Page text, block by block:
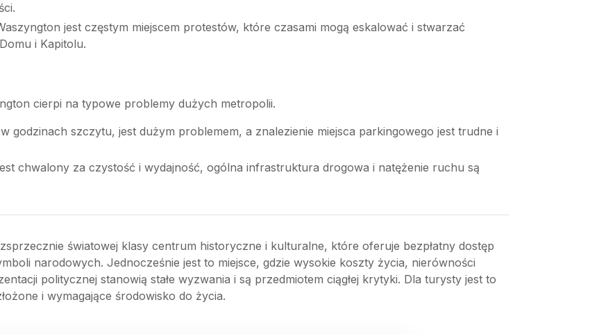
jest częstym miejscem protestów, które czasami mogą eskalować i stwarzać
i Kapitolu.
cierpi na typowe problemy dużych metropolii.
godzinach szczytu, jest dużym problemem, a znalezienie miejsca parkingowego jest trudne i
chwalony za czystość i wydajność, ogólna infrastruktura drogowa i natężenie ruchu są
światowej klasy centrum historyczne i kulturalne, które oferuje bezpłatny dostęp
narodowych. Jednocześnie jest to miejsce, gdzie wysokie koszty życia, nierówności
politycznej stanowią stałe wyzwania i są przedmiotem ciągłej krytyki. Dla turysty jest to
i wymagające środowisko do życia.